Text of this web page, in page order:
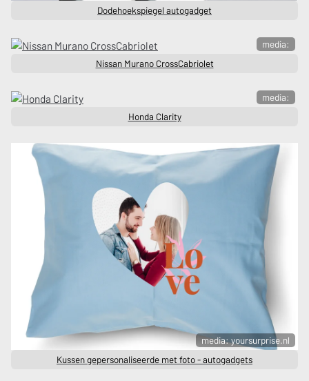
Dodehoekspiegel autogadget
media:
Nissan Murano CrossCabriolet
media:
Honda Clarity
media: yoursurprise.nl
Kussen gepersonaliseerde met foto - autogadgets